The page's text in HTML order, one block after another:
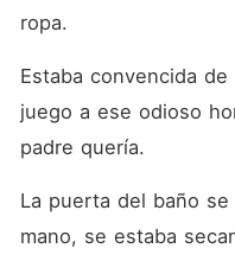
ropa.
Estaba convencida
juego a ese odioso
padre quería.
La puerta del baño
mano, se estaba